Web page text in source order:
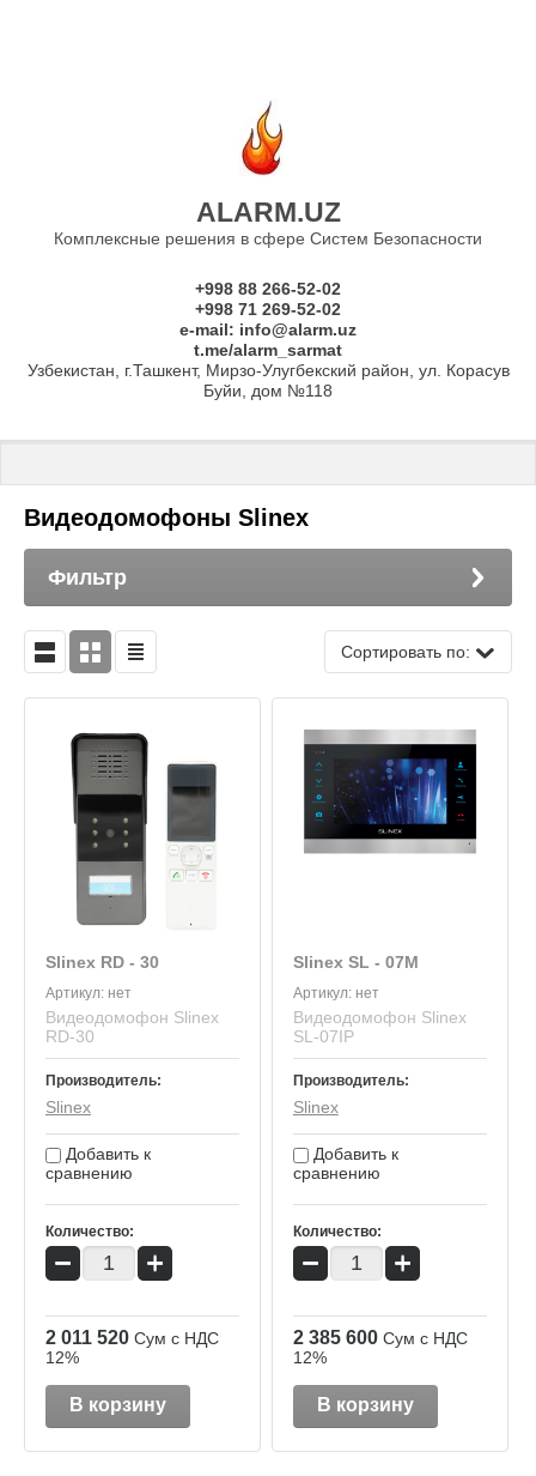
ALARM.UZ
Комплексные решения в сфере Систем Безопасности
+998 88 266-52-02
+998 71 269-52-02
e-mail: info@alarm.uz
t.me/alarm_sarmat
Узбекистан, г.Ташкент, Мирзо-Улугбекский район, ул. Корасув
Буйи, дом №118
Главная Домофоны \ Видеодомофоны Slinex
Видеодомофоны Slinex
Фильтр
Сортировать по:
Slinex RD - 30
Артикул: нет
Видеодомофон Slinex
RD-30
Производитель:
Slinex
Добавить к
сравнению
Количество:
− +
2 011 520 Сум с НДС
12%
В корзину
Slinex SL - 07M
Артикул:нет
Видеодомофон Slinex
SL‑07IP
Производитель:
Slinex
Добавить к
сравнению
Количество:
− +
2 385 600 Сум с НДС
12%
В корзину